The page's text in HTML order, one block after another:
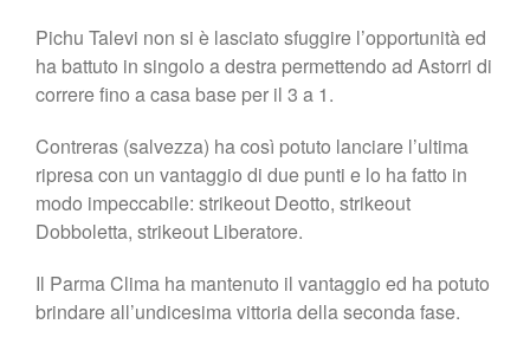
Pichu Talevi non si è lasciato sfuggire l’opportunità ed
ha battuto in singolo a destra permettendo ad Astorri di
correre fino a casa base per il 3 a 1.
Contreras (salvezza) ha così potuto lanciare l’ultima
ripresa con un vantaggio di due punti e lo ha fatto in
modo impeccabile: strikeout Deotto, strikeout
Dobboletta, strikeout Liberatore.
Il Parma Clima ha mantenuto il vantaggio ed ha potuto
brindare all’undicesima vittoria della seconda fase.